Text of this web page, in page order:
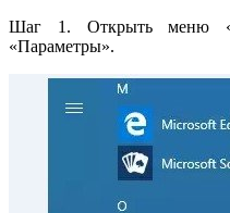
Шаг 1. Открыть меню
«Параметры».